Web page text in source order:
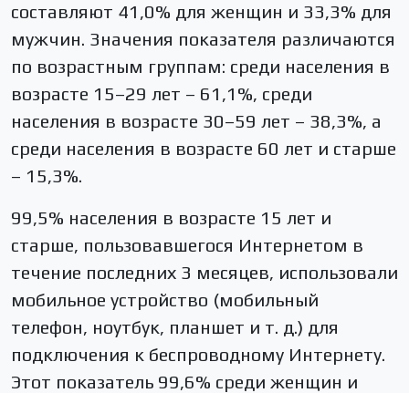
составляют 41,0% для женщин и 33,3% для
мужчин. Значения показателя различаются
по возрастным группам: среди населения в
возрасте 15–29 лет – 61,1%, среди
населения в возрасте 30–59 лет – 38,3%, а
среди населения в возрасте 60 лет и старше
– 15,3%.
99,5% населения в возрасте 15 лет и
старше, пользовавшегося Интернетом в
течение последних 3 месяцев, использовали
мобильное устройство (мобильный
телефон, ноутбук, планшет и т. д.) для
подключения к беспроводному Интернету.
Этот показатель 99,6% среди женщин и